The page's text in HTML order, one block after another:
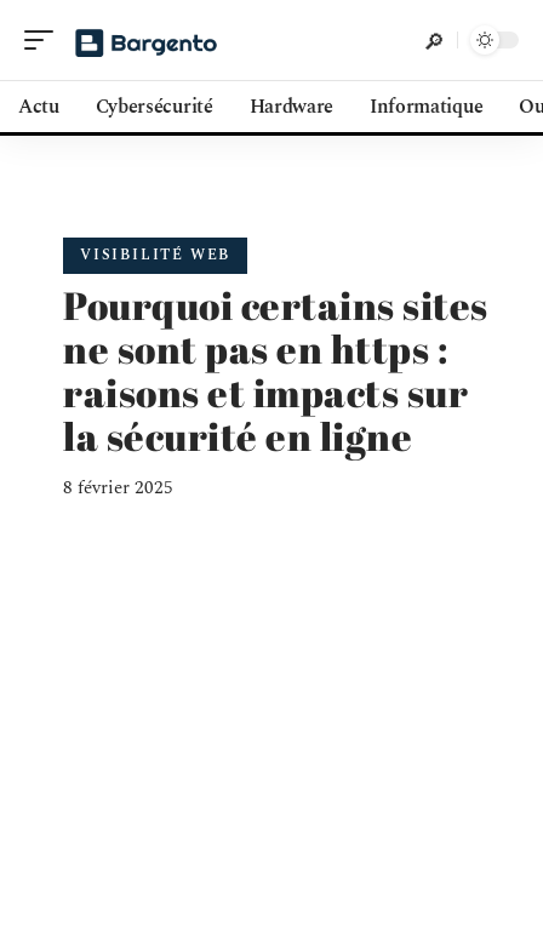
Actu Cybersécurité Hardware Informatique
VISIBILITÉ WEB
Pourquoi certains sites
ne sont pas en https :
raisons et impacts sur
la sécurité en ligne
8 février 2025